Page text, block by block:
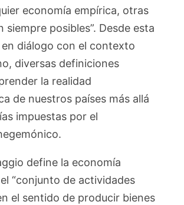
economía empírica, otras
siempre posibles”. Desde esta
diálogo con el contexto
diversas definiciones
la realidad
de nuestros países más allá
impuestas por el
define la economía
“conjunto de actividades
el sentido de producir bienes